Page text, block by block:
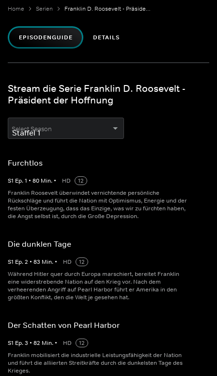
Home Serien Franklin D. Roosevelt - Präsident der Hoffnung
EPISODENGUIDE DETAILS
Stream die Serie Franklin D. Roosevelt -
Präsident der Hoffnung
Select Season
Furchtlos
S1 Ep.1 • 80 Min. • HD
12
Franklin Roosevelt überwindet vernichtende persönliche
Rückschläge und führt die Nation mit Optimismus, Energie und der
festen Überzeugung, dass das Einzige, was wir zu fürchten haben,
die Angst selbst ist, durch die Große Depression.
Die dunklen Tage
S1 Ep.2 • 83 Min. • HD
12
Während Hitler quer durch Europa marschiert, bereitet Franklin
eine widerstrebende Nation auf den Krieg vor. Nach dem
verheerenden Angriff auf Pearl Harbor führt er Amerika in den
größten Konflikt, den die Welt je gesehen hat.
Der Schatten von Pearl Harbor
S1 Ep.3 • 82 Min. • HD
12
Franklin mobilisiert die industrielle Leistungsfähigkeit der Nation
und führt die alliierten Streitkräfte durch die dunkelsten Tage des
Krieges.